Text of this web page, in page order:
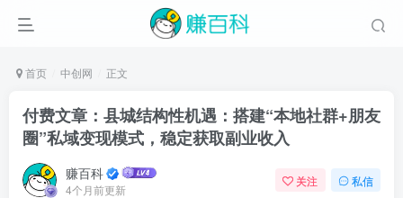
首页 中创网 正文
付费文章：县城结构性机遇：搭建“本地社群+朋友
圈”私域变现模式，稳定获取副业收入
赚百科
4个月前更新
关注 私信